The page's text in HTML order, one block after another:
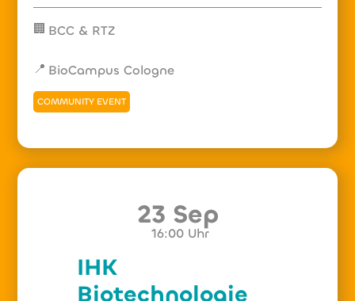
🏢 BCC & RTZ
📍 BioCampus Cologne
COMMUNITY EVENT
23 Sep
16:00 Uhr
IHK
Biotechnologie